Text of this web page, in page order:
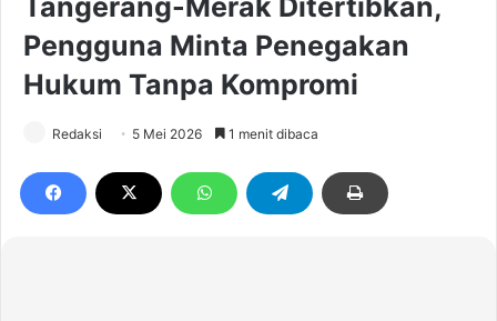
Pengguna Minta Penegakan
Hukum Tanpa Kompromi
Redaksi 5 Mei 2026 1 menit dibaca